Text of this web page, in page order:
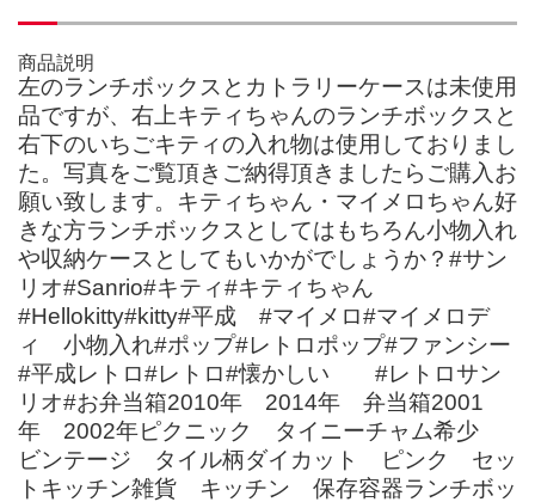
商品説明
左のランチボックスとカトラリーケースは未使用
品ですが、右上キティちゃんのランチボックスと
右下のいちごキティの入れ物は使用しておりまし
た。写真をご覧頂きご納得頂きましたらご購入お
願い致します。キティちゃん・マイメロちゃん好
きな方ランチボックスとしてはもちろん小物入れ
や収納ケースとしてもいかがでしょうか？#サン
リオ#Sanrio#キティ#キティちゃん
#Hellokitty#kitty#平成 #マイメロ#マイメロデ
ィ 小物入れ#ポップ#レトロポップ#ファンシー
#平成レトロ#レトロ#懐かしい #レトロサン
リオ#お弁当箱2010年 2014年 弁当箱2001
年 2002年ピクニック タイニーチャム希少
ビンテージ タイル柄ダイカット ピンク セッ
トキッチン雑貨 キッチン 保存容器ランチボッ